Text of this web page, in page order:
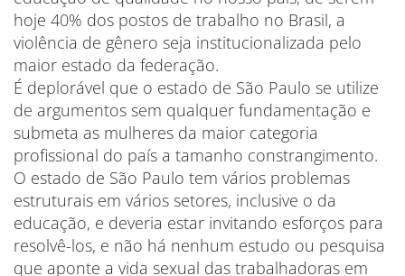
hoje 40% dos postos de trabalho no Brasil, a
violência de gênero seja institucionalizada pelo
maior estado da federação.
É deplorável que o estado de São Paulo se utilize
de argumentos sem qualquer fundamentação e
submeta as mulheres da maior categoria
profissional do país a tamanho constrangimento.
O estado de São Paulo tem vários problemas
estruturais em vários setores, inclusive o da
educação, e deveria estar invitando esforços para
resolvê-los, e não há nenhum estudo ou pesquisa
que aponte a vida sexual das trabalhadoras em